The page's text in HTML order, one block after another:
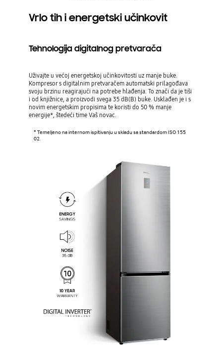
Vrlo tih i energetski učinkovit
Tehnologija digitalnog pretvarača
Uživajte u većoj energetskoj učinkovitosti uz manje buke.
Kompresor s digitalnim pretvaračem automatski prilagođava
svoju brzinu reagirajući na potrebe hlađenja. To znači da je tiši
i od knjižnice, a proizvodi svega 35 dB(B) buke. Usklađen je i s
novim energetskim propisima te koristi do 50 % manje
energije*, štedeći time Vaš novac.
* Temeljeno na internom ispitivanju u skladu sa standardom ISO 155
02.